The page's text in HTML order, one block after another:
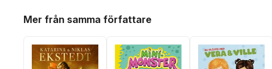
Mer från samma författare